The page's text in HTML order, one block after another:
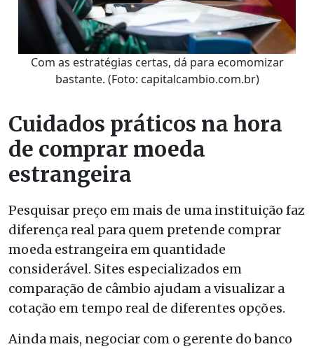
Com as estratégias certas, dá para ecomomizar
bastante. (Foto: capitalcambio.com.br)
Cuidados práticos na hora
de comprar moeda
estrangeira
Pesquisar preço em mais de uma instituição faz
diferença real para quem pretende comprar
moeda estrangeira em quantidade
considerável. Sites especializados em
comparação de câmbio ajudam a visualizar a
cotação em tempo real de diferentes opções.
Ainda mais, negociar com o gerente do banco